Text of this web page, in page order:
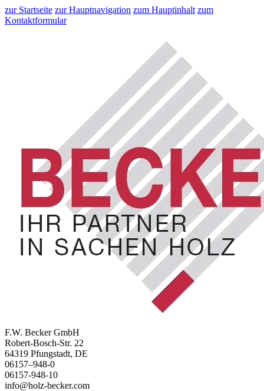
zur Startseite zur Hauptnavigation zum Hauptinhalt zum
Kontaktformular
F.W. Becker GmbH
Robert-Bosch-Str. 22
64319 Pfungstadt, DE
06157–948-0
06157-948-10
info@holz-becker.com